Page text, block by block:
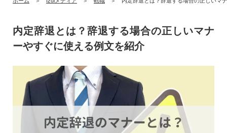
内定辞退とは？辞退する場合の正しいマナ
ーやすぐに使える例文を紹介